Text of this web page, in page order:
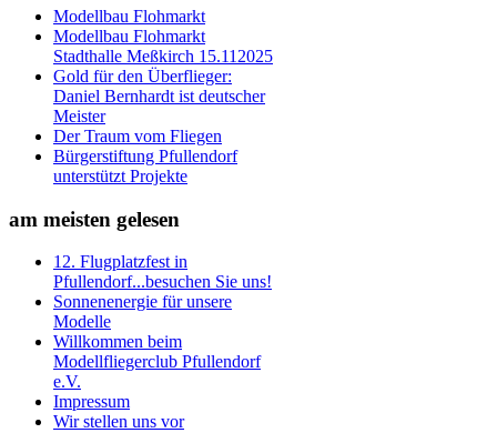
Modellbau Flohmarkt
Modellbau Flohmarkt
Stadthalle Meßkirch 15.112025
Gold für den Überflieger:
Daniel Bernhardt ist deutscher
Meister
Der Traum vom Fliegen
Bürgerstiftung Pfullendorf
unterstützt Projekte
am meisten gelesen
12. Flugplatzfest in
Pfullendorf...besuchen Sie uns!
Sonnenenergie für unsere
Modelle
Willkommen beim
Modellfliegerclub Pfullendorf
e.V.
Impressum
Wir stellen uns vor